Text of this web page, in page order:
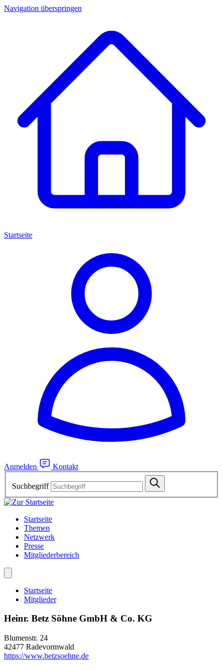
Navigation überspringen
Startseite
Anmelden Kontakt
Suchbegriff
Startseite
Themen
Netzwerk
Presse
Mitgliederbereich
Startseite
Mitglieder
Heinr. Betz Söhne GmbH & Co. KG
Blumenstr. 24
42477 Radevormwald
https://www.betzsoehne.de